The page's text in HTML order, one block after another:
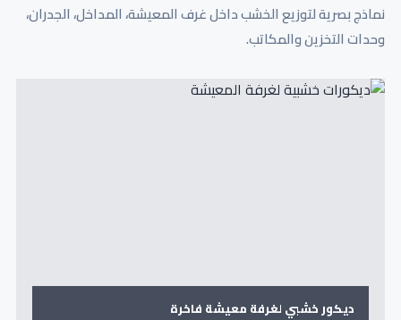
نماذج بصرية لتوزيع الخشب داخل غرف المعيشة، المداخل، الجدران،
وحدات التخزين والمكاتب.
ديكور خشبي لغرفة معيشة فاخرة